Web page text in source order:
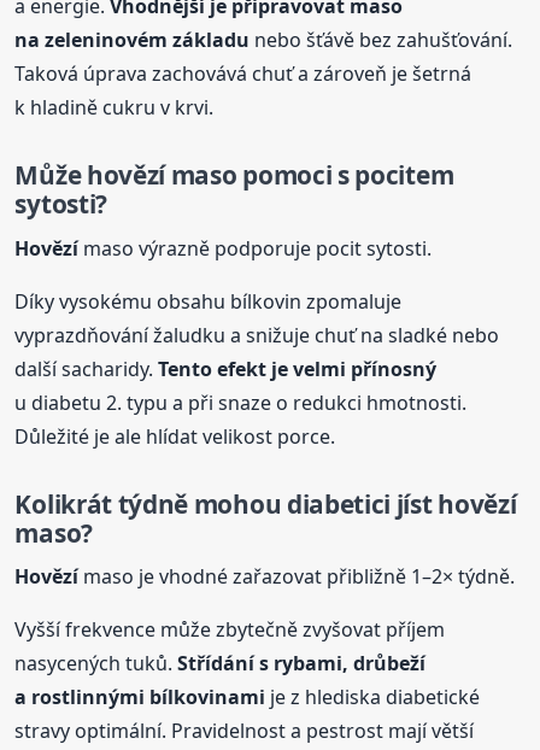
a energie.Vhodnější je připravovat maso
na zeleninovém základu nebo šťávě bez zahušťování.
Taková úprava zachovává chuť a zároveň je šetrná
k hladině cukru v krvi.
Můžehovězímaso pomoci s pocitem
sytosti?
Hovězímaso výrazně podporuje pocit sytosti.
Díky vysokému obsahu bílkovin zpomaluje
vyprazdňování žaludku a snižuje chuť na sladké nebo
další sacharidy.Tento efekt je velmi přínosný
u diabetu 2. typu a při snaze o redukci hmotnosti.
Důležité je ale hlídat velikost porce.
Kolikrát týdně mohou diabetici jísthovězí
maso?
Hovězímaso je vhodné zařazovat přibližně 1–2× týdně.
Vyšší frekvence může zbytečně zvyšovat příjem
nasycených tuků.Střídání s rybami, drůbeží
a rostlinnými bílkovinami je z hlediska diabetické
stravy optimální. Pravidelnost a pestrost mají větší